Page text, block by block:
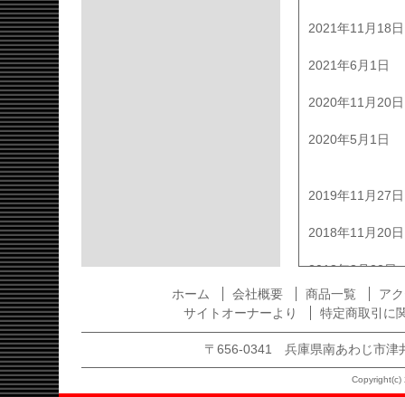
2021年11月18日
2021年6月1日
2020年11月20日
2020年5月1日
2019年11月27日
2018年11月20日
2018年8月22日
ホーム 会社概要 商品一覧
ア
サイトオーナーより
特定商取引に
〒656-0341 兵庫県南あわじ市
Copyright(c)